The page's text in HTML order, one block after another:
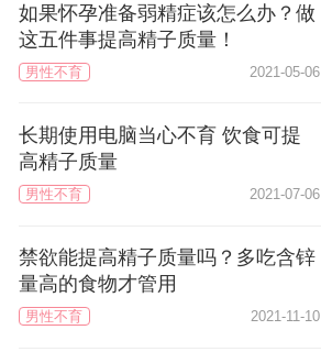
如果怀孕准备弱精症该怎么办？做
这五件事提高精子质量！
男性不育 2021-05-06
长期使用电脑当心不育 饮食可提
高精子质量
男性不育 2021-07-06
禁欲能提高精子质量吗？多吃含锌
量高的食物才管用
男性不育 2021-11-10